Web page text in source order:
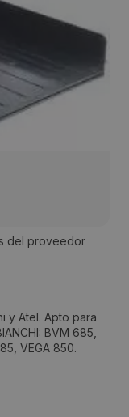
del proveedor
y Atel. Apto para
BVM 685,
VEGA 850.